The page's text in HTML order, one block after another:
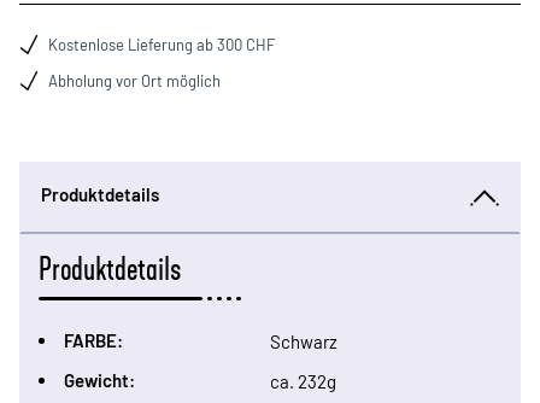
Kostenlose Lieferung ab 300 CHF
Abholung vor Ort möglich
Produktdetails
Produktdetails
FARBE:
Schwarz
Gewicht:
ca. 232g